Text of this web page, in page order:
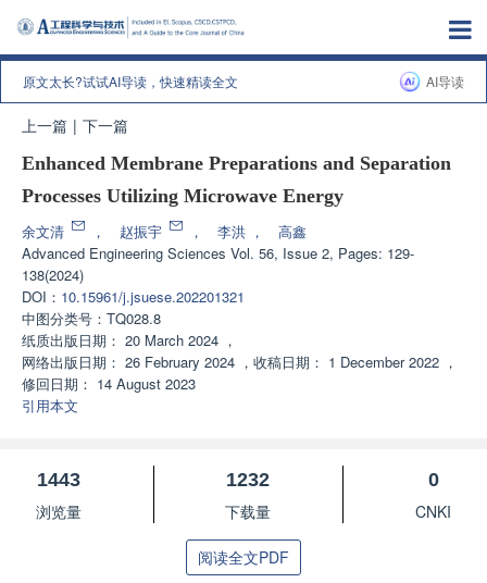
原文太长?试试AI导读，快速精读全文 AI导读
上一篇 | 下一篇
Enhanced Membrane Preparations and Separation
Processes Utilizing Microwave Energy
余文清 ， 赵振宇 ， 李洪 ，
高鑫
Advanced Engineering Sciences Vol. 56, Issue 2, Pages: 129-
138(2024)
DOI： 10.15961/j.jsuese.202201321
中图分类号： TQ028.8
纸质出版日期： 20 March 2024 ，
网络出版日期： 26 February 2024 ， 收稿日期： 1 December 2022 ，
修回日期： 14 August 2023
引用本文
1443
浏览量
1232
下载量
0
CNKI
阅读全文PDF